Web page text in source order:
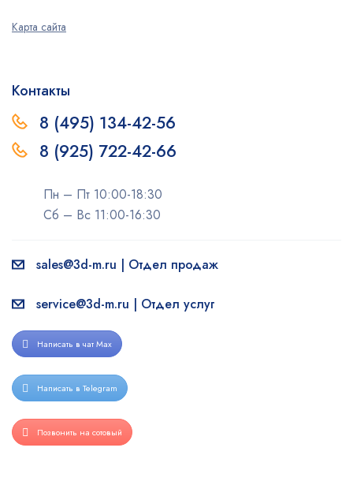
Карта сайта
Контакты
8 (495) 134-42-56
8 (925) 722-42-66
Пн – Пт 10:00-18:30
Сб – Вс 11:00-16:30
sales@3d-m.ru | Отдел продаж
service@3d-m.ru | Отдел услуг
Написать в чат Max
Написать в Telegram
Позвонить на сотовый